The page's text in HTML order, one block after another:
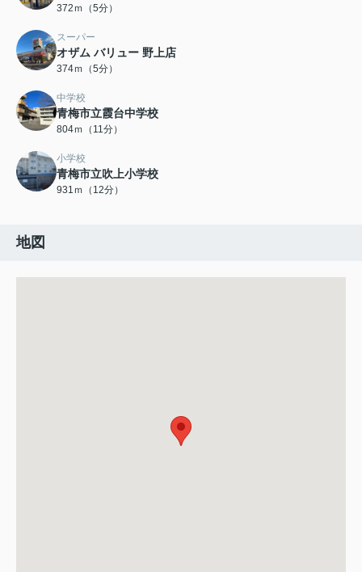
372ｍ（5分）
スーパー
オザム バリュー 野上店
374ｍ（5分）
中学校
青梅市立霞台中学校
804ｍ（11分）
小学校
青梅市立吹上小学校
931ｍ（12分）
地図